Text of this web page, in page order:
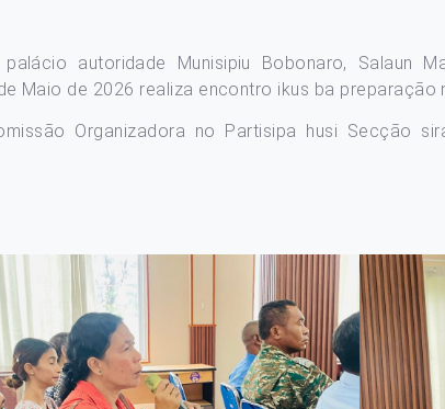
autoridade Munisipiu Bobonaro, Salaun
Maio de 2026 realiza encontro ikus ba preparação
Organizadora no Partisipa husi Secção